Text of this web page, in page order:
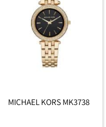
MICHAEL KORS MK3738